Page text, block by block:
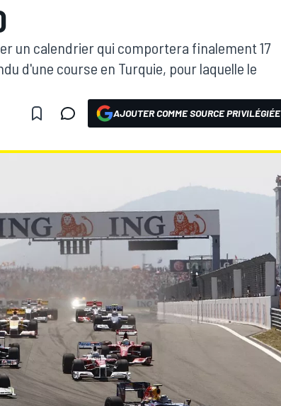
un calendrier qui comportera finalement 17
d'une course en Turquie, pour laquelle le
AJOUTER COMME SOURCE PRIVILÉGIÉE